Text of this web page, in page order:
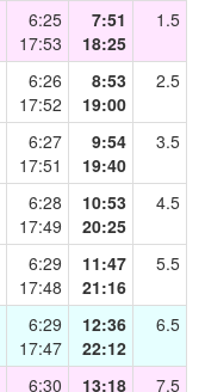
6:25
17:53
7:51
18:25
1.5
6:26
17:52
8:53
19:00
2.5
6:27
17:51
9:54
19:40
3.5
6:28
17:49
10:53
20:25
4.5
6:29
17:48
11:47
21:16
5.5
6:29
17:47
12:36
22:12
6.5
6:30 13:18 7.5